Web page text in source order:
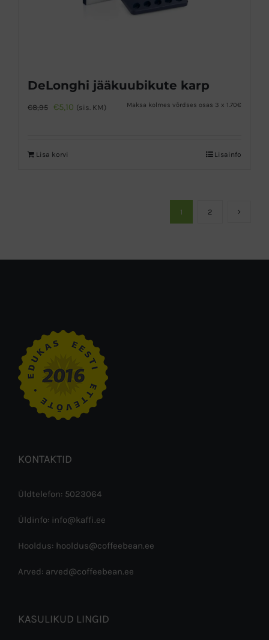
DeLonghi jääkuubikute karp
€8,95 Algne
€8,95.
€5,10 Praegune
(sis. KM) Maksa kolmes võrdses osas 3 x 1.70€
Lisa korvi Lisainfo
1 2
KONTAKTID
Üldtelefon: 5023064
Üldinfo: info@kaffi.ee
Hooldus: hooldus@coffeebean.ee
Arved: arved@coffeebean.ee
KASULIKUD LINGID